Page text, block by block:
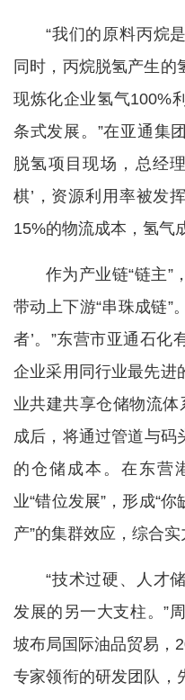
“我们的原料丙烷
同时，丙烷脱氢产生的
现炼化企业氢气100%
条式发展。”在亚通集
脱氢项目现场，总经
棋’，资源利用率被发
15%的物流成本，氢气
作为产业链“链主”
带动上下游“串珠成链”
者’。”东营市亚通石化
企业采用同行业最先进
业共建共享仓储物流
成后，将通过管道与码
的仓储成本。在东营
业“错位发展”，形成“
产”的集群效应，综合
“技术过硬、人才
发展的另一大支柱。”
坡布局国际油品贸易，
专家领衔的研发团队，